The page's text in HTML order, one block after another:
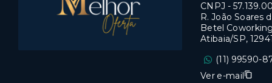
CNPJ -
R. João Soares
Betel
Atibaia/SP,
(11) 99590-
Ver e-mail